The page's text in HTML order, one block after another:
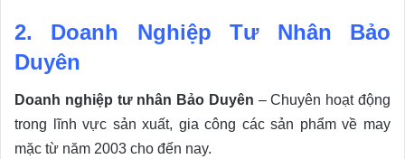
2. Doanh Nghiệp Tư Nhân Bảo
Duyên
Doanh nghiệp tư nhân Bảo Duyên – Chuyên hoạt động
trong lĩnh vực sản xuất, gia công các sản phẩm về may
mặc từ năm 2003 cho đến nay.